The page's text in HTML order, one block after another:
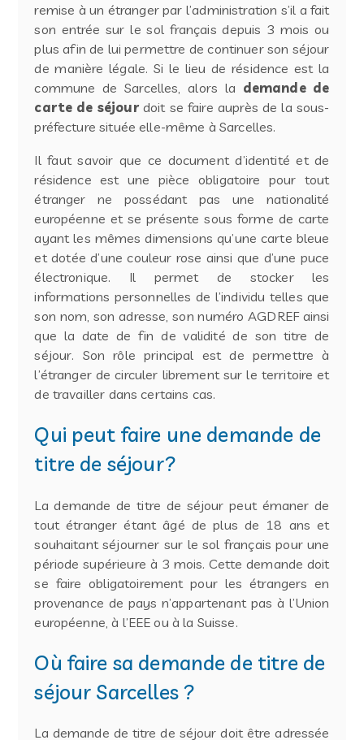
remise à un étranger par l’administration s’il a fait
son entrée sur le sol français depuis 3 mois ou
plus afin de lui permettre de continuer son séjour
de manière légale. Si le lieu de résidence est la
commune de Sarcelles, alors la demande de
carte de séjourdoit se faire auprès de la sous-
préfecture située elle-même à Sarcelles.
Il faut savoir que ce document d’identité et de
résidence est une pièce obligatoire pour tout
étranger ne possédant pas une nationalité
européenne et se présente sous forme de carte
ayant les mêmes dimensions qu’une carte bleue
et dotée d’une couleur rose ainsi que d’une puce
électronique. Il permet de stocker les
informations personnelles de l’individu telles que
son nom, son adresse, son numéro AGDREF ainsi
que la date de fin de validité de son titre de
séjour. Son rôle principal est de permettre à
l’étranger de circuler librement sur le territoire et
de travailler dans certains cas.
Qui peut faire une demande de
titre de séjour?
La demande de titre de séjour peut émaner de
tout étranger étant âgé de plus de 18 ans et
souhaitant séjourner sur le sol français pour une
période supérieure à 3 mois. Cette demande doit
se faire obligatoirement pour les étrangers en
provenance de pays n’appartenant pas à l’Union
européenne, à l’EEE ou à la Suisse.
Où faire sa demande de titre de
séjour Sarcelles ?
La demande de titre de séjour doit être adressée